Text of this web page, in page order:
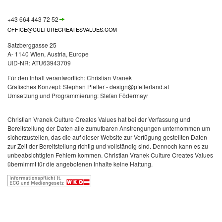
+43 664 443 72 52
OFFICE@CULTURECREATESVALUES.COM
Satzberggasse 25
A- 1140 Wien, Austria, Europe
UID-NR:ATU63943709
Für den Inhalt verantwortlich: Christian Vranek
Grafisches Konzept: Stephan Pfeffer - design@pfefferland.at
Umsetzung und Programmierung: Stefan Födermayr
Christian Vranek Culture Creates Values hat bei der Verfassung und
Bereitstellung der Daten alle zumutbaren Anstrengungen unternommen um
sicherzustellen, das die auf dieser Website zur Verfügung gestellten Daten
zur Zeit der Bereitstellung richtig und vollständig sind. Dennoch kann es zu
unbeabsichtigten Fehlern kommen. Christian Vranek Culture Creates Values
übernimmt für die angebotenen Inhalte keine Haftung.